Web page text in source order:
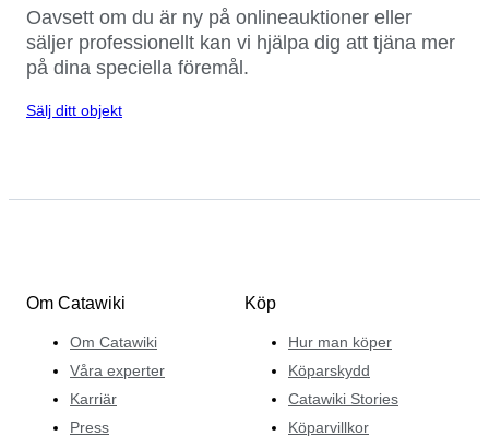
Oavsett om du är ny på onlineauktioner eller
säljer professionellt kan vi hjälpa dig att tjäna mer
på dina speciella föremål.
Sälj ditt objekt
Om Catawiki
Om Catawiki
Våra experter
Karriär
Press
Köp
Hur man köper
Köparskydd
Catawiki Stories
Köparvillkor